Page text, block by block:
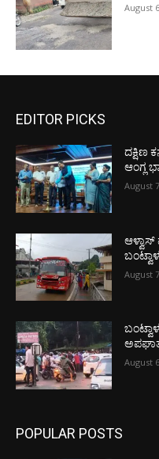
August
EDITOR PICKS
ದಕ್ಷಿಣ
ಆಂಗ್ಲ
August
ಆಳ್ವಾಸ್
August
August
POPULAR POSTS